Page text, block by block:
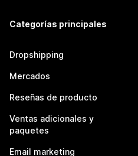
Categorías principales
Dropshipping
Mercados
Reseñas de producto
Ventas adicionales y
paquetes
Email marketing